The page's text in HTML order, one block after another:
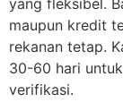
maupun kredit
rekanan tetap.
30-60 hari
verifikasi.